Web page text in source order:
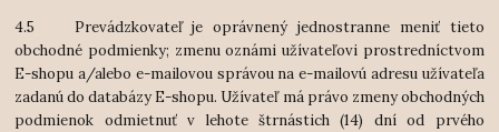
4.5 Prevádzkovateľ je oprávnený jednostranne meniť tieto
obchodné podmienky; zmenu oznámi užívateľovi prostredníctvom
E-shopu a/alebo e-mailovou správou na e-mailovú adresu užívateľa
zadanú do databázy E-shopu. Užívateľ má právo zmeny obchodných
podmienok odmietnuť v lehote štrnástich (14) dní od prvého